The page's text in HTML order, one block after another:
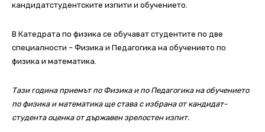
кандидатстудентските изпити и обучението.
В Катедрата по физика се обучават студентите по две
специалности – Физика и Педагогика на обучението по
физика и математика.
Тази година приемът по Физика и по Педагогика на обучението
по физика и математика ще става с избрана от кандидат-
студента оценка от държавен зрелостен изпит.